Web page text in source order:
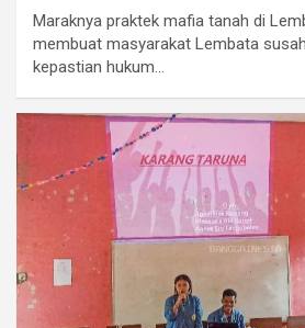
Maraknya praktek mafia tanah di
membuat masyarakat Lembata
kepastian hukum…